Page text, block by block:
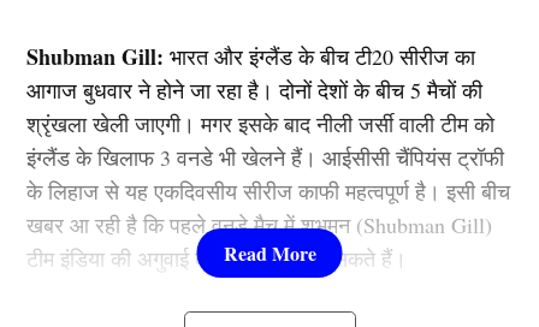
Shubman Gill: भारत और इंग्लैंड के बीच टी20 सीरीज का
आगाज बुधवार ने होने जा रहा है। दोनों देशों के बीच 5 मैचों की
श्रृंखला खेली जाएगी। मगर इसके बाद नीली जर्सी वाली टीम को
इंग्लैंड के खिलाफ 3 वनडे भी खेलने हैं। आईसीसी चैंपियंस ट्रॉफी
के लिहाज से यह एकदिवसीय सीरीज काफी महत्वपूर्ण है। इसी बीच
खबर आ रही है कि पहले वनडे मैच में शुभमन (Shubman Gill)
टीम इंडिया की अगुवाई करते हुए नजर आ सकते हैं।